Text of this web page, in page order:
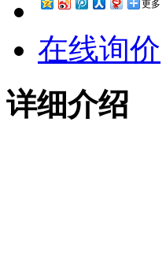
更多
在线询价
详细介绍